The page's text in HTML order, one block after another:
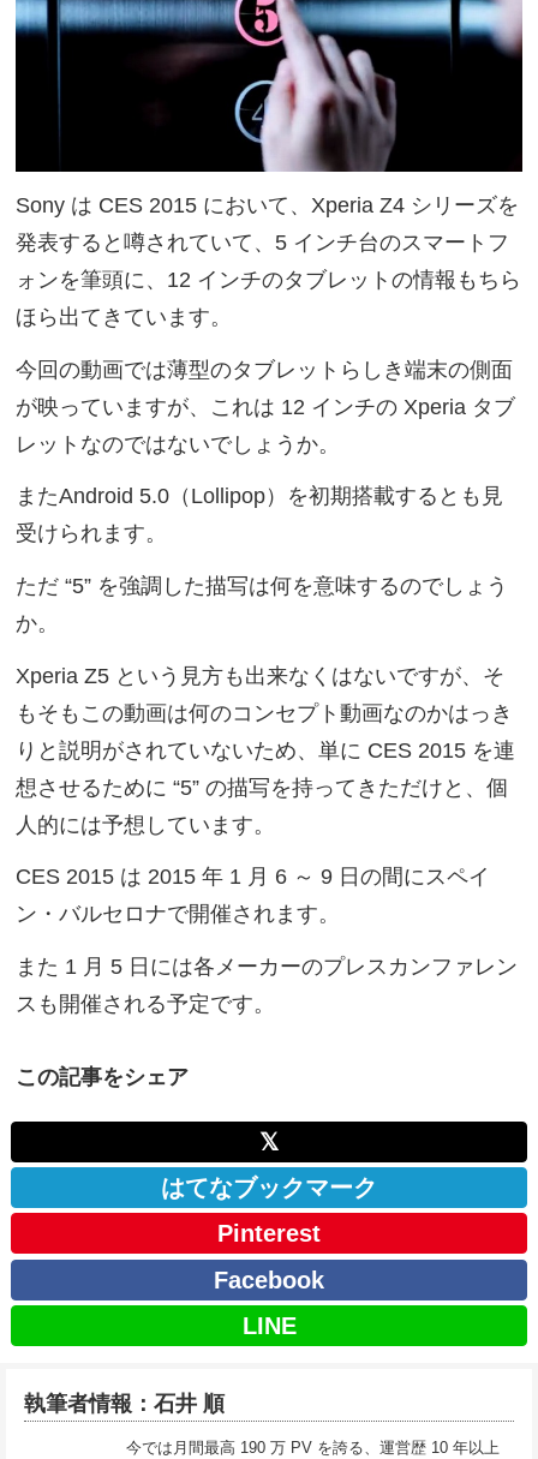
Sony は CES 2015 において、Xperia Z4 シリーズを
発表すると噂されていて、5 インチ台のスマートフ
ォンを筆頭に、12 インチのタブレットの情報もちら
ほら出てきています。
今回の動画では薄型のタブレットらしき端末の側面
が映っていますが、これは 12 インチの Xperia タブ
レットなのではないでしょうか。
またAndroid 5.0（Lollipop）を初期搭載するとも見
受けられます。
ただ “5” を強調した描写は何を意味するのでしょう
か。
Xperia Z5 という見方も出来なくはないですが、そ
もそもこの動画は何のコンセプト動画なのかはっき
りと説明がされていないため、単に CES 2015 を連
想させるために “5” の描写を持ってきただけと、個
人的には予想しています。
CES 2015 は 2015 年 1 月 6 ～ 9 日の間にスペイ
ン・バルセロナで開催されます。
また 1 月 5 日には各メーカーのプレスカンファレン
スも開催される予定です。
この記事をシェア
𝕏
はてなブックマーク
Pinterest
Facebook
LINE
執筆者情報：石井 順
今では月間最高 190 万 PV を誇る、運営歴 10 年以上